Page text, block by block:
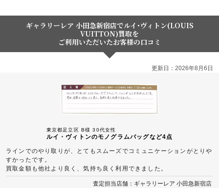
ギャラリーレア 小田急新宿店でルイ･ヴィトン(LOUIS
VUITTON)買取を
ご利用いただいたお客様の口コミ
更新日：2026年8月6日
東京都足立区 B様 30代女性
ルイ・ヴィトンのモノグラムバッグなど4点
ラインでのやり取りが、とてもスムーズでコミュニケーションがとりや
すかったです。
買取金額も他社より良く、気持ち良く利用できました。
査定担当店舗：ギャラリーレア 小田急新宿店